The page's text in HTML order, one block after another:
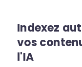
Indexez
vos
l'IA